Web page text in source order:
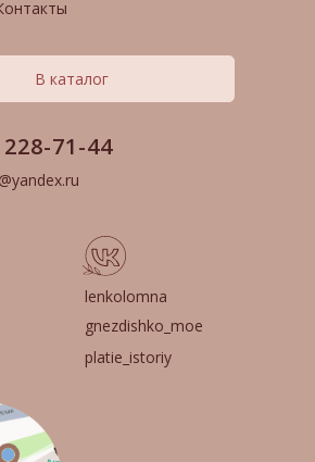
В каталог
71-44
lenkolomna
gnezdishko_moe
platie_istoriy